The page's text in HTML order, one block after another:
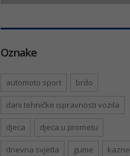
Oznake
automoto sport brdo
dani tehničke ispravnosti vozila
djeca djeca u prometu
dnevna svjetla gume kazne